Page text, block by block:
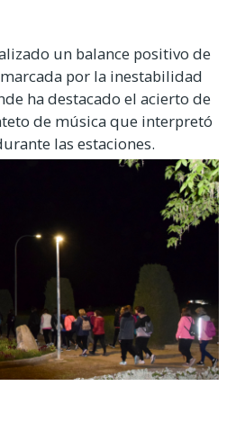
un balance positivo de
por la inestabilidad
ha destacado el acierto de
de música que interpretó
las estaciones.